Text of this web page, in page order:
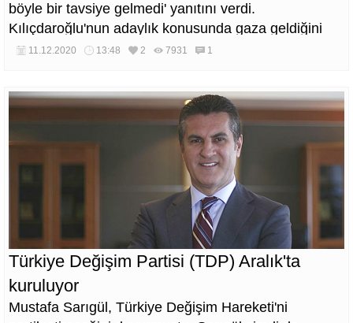
böyle bir tavsiye gelmedi' yanıtını verdi.
Kılıçdaroğlu'nun adaylık konusunda gaza geldiğini
belirten Cumhurbaşkanı, 'Gazı hayırlı olsun' dedi.
de önemli ifadeler kullandı.
11.12.2020 13:48 2 7931 1
Türkiye Değişim Partisi (TDP) Aralık'ta
kuruluyor
Mustafa Sarıgül, Türkiye Değişim Hareketi'ni